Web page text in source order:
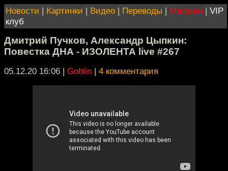
Новости | Картинки | Видео | Переводы | Магазин | VIP
клуб
Дмитрий Пучков, Александр Цыпкин:
Повестка ДНА - ИЗОЛЕНТА live #267
05.12.20 16:06 | Goblin | 4 комментария